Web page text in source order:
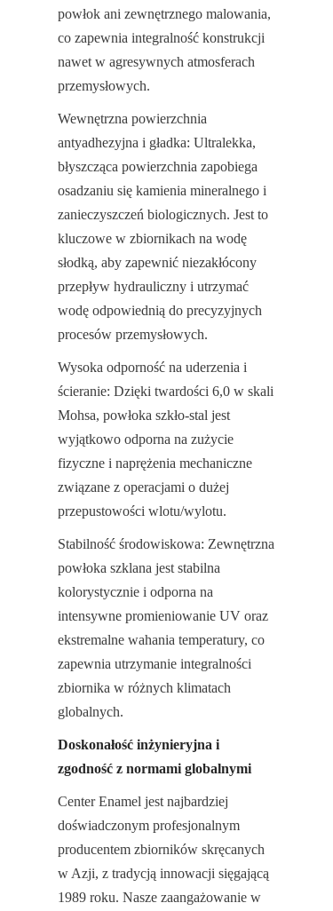
powłok ani zewnętrznego malowania,
co zapewnia integralność konstrukcji
nawet w agresywnych atmosferach
przemysłowych.
Wewnętrzna powierzchnia
antyadhezyjna i gładka: Ultralekka,
błyszcząca powierzchnia zapobiega
osadzaniu się kamienia mineralnego i
zanieczyszczeń biologicznych. Jest to
kluczowe w zbiornikach na wodę
słodką, aby zapewnić niezakłócony
przepływ hydrauliczny i utrzymać
wodę odpowiednią do precyzyjnych
procesów przemysłowych.
Wysoka odporność na uderzenia i
ścieranie: Dzięki twardości 6,0 w skali
Mohsa, powłoka szkło-stal jest
wyjątkowo odporna na zużycie
fizyczne i naprężenia mechaniczne
związane z operacjami o dużej
przepustowości wlotu/wylotu.
Stabilność środowiskowa: Zewnętrzna
powłoka szklana jest stabilna
kolorystycznie i odporna na
intensywne promieniowanie UV oraz
ekstremalne wahania temperatury, co
zapewnia utrzymanie integralności
zbiornika w różnych klimatach
globalnych.
Doskonałość inżynieryjna i
zgodność z normami globalnymi
Center Enamel jest najbardziej
doświadczonym profesjonalnym
producentem zbiorników skręcanych
w Azji, z tradycją innowacji sięgającą
1989 roku. Nasze zaangażowanie w